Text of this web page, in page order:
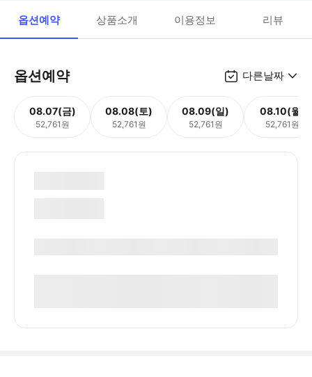
옵션예약 상품소개 이용정보 리뷰
옵션예약 다른날짜
08.07(금)
52,761원
08.08(토)
52,761원
08.09(일)
52,761원
08.10(월)
52,761원